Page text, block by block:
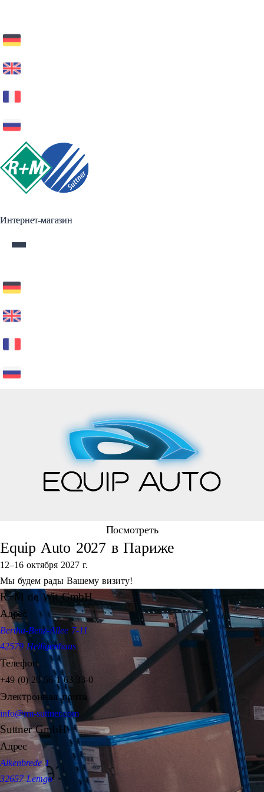
Интернет-магазин
Интернет-магазин
Посмотреть
Equip Auto 2027 в Париже
12–16 октября 2027 г.
Мы будем рады Вашему визиту!
R+M de Wit GmbH
Адрес
Bertha-Benz-Allee 7-11
42579 Heiligenhaus
Телефон
+49 (0) 20 56-1 63 33-0
Электронная почта
info@rm-suttner.com
Suttner GmbH
Адрес
Alkenbrede 1
32657 Lemgo